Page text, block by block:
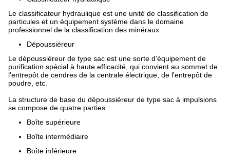
Le classificateur hydraulique est une unité de classification de
particules et un équipement système dans le domaine
professionnel de la classification des minéraux.
Dépoussiéreur
Le dépoussiéreur de type sac est une sorte d'équipement de
purification spécial à haute efficacité, qui convient au sommet de
l'entrepôt de cendres de la centrale électrique, de l'entrepôt de
poudre, etc.
La structure de base du dépoussiéreur de type sac à impulsions
se compose de quatre parties :
Boîte supérieure
Boîte intermédiaire
Boîte inférieure